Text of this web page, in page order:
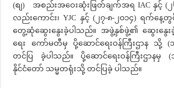
(စျ) အစည်းအဝေးဆုံးဖြတ်ချက်အရ IAC နှင့် (
လည်းကောင်း၊ YJC နှင့် (၂၇-၈-၂၀၁၄) ရက်နေ့
တွေ့ဆုံဆွေးနွေးခဲ့ပါသည်။ အဖွဲ့နှစ်ဖွဲ့၏ ဆွေးနွေးခဲ့
ရေး ကော်မတီမှ ပို့ဆောင်ရေးဝန်ကြီးဌာန သို့ (
တင်ပြ ခဲ့ပါသည်။ ပို့ဆောင်ရေးဝန်ကြီးဌာနမှ (
နိုင်ငံတော် သမ္မတရုံးသို့ တင်ပြခဲ့ ပါသည်။